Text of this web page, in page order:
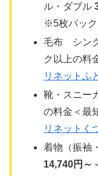
ル・ダブル
※5枚パック
毛布 シン
ク以上の料
リネットふ
靴・スニ
の料金＜最
リネットく
着物（振袖
14,740円～